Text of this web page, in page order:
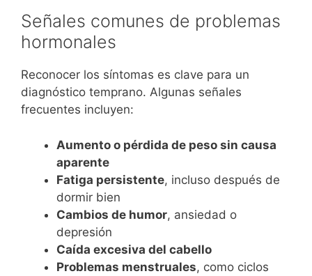
Señales comunes de problemas
hormonales
Reconocer los síntomas es clave para un
diagnóstico temprano. Algunas señales
frecuentes incluyen:
Aumento o pérdida de peso sin causa
aparente
Fatiga persistente, incluso después de
dormir bien
Cambios de humor, ansiedad o
depresión
Caída excesiva del cabello
Problemas menstruales, como ciclos